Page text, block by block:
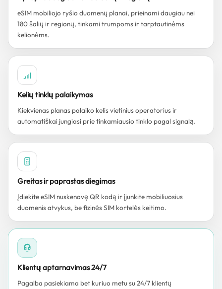
eSIM mobiliojo ryšio duomenų planai, prieinami daugiau nei
180 šalių ir regionų, tinkami trumpoms ir tarptautinėms
kelionėms.
Kelių tinklų palaikymas
Kiekvienas planas palaiko kelis vietinius operatorius ir
automatiškai jungiasi prie tinkamiausio tinklo pagal signalą.
Greitas ir paprastas diegimas
Įdiekite eSIM nuskenavę QR kodą ir įjunkite mobiliuosius
duomenis atvykus, be fizinės SIM kortelės keitimo.
Klientų aptarnavimas 24/7
Pagalba pasiekiama bet kuriuo metu su 24/7 klientų